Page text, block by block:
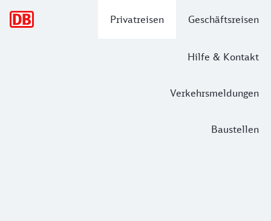
Privatreisen Geschäftsreisen
Hilfe & Kontakt
Verkehrsmeldungen
Baustellen